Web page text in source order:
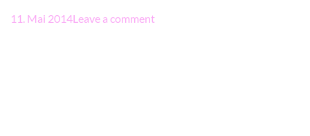
11. Mai 2014Leave a comment